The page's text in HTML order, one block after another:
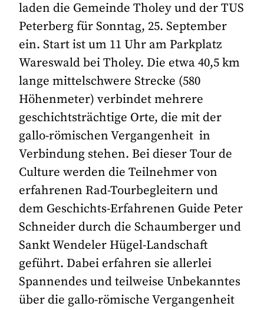
laden die Gemeinde Tholey und der TUS
Peterberg für Sonntag, 25. September
ein. Start ist um 11 Uhr am Parkplatz
Wareswald bei Tholey. Die etwa 40,5 km
lange mittelschwere Strecke (580
Höhenmeter) verbindet mehrere
geschichtsträchtige Orte, die mit der
gallo-römischen Vergangenheit in
Verbindung stehen. Bei dieser Tour de
Culture werden die Teilnehmer von
erfahrenen Rad-Tourbegleitern und
dem Geschichts-Erfahrenen Guide Peter
Schneider durch die Schaumberger und
Sankt Wendeler Hügel-Landschaft
geführt. Dabei erfahren sie allerlei
Spannendes und teilweise Unbekanntes
über die gallo-römische Vergangenheit